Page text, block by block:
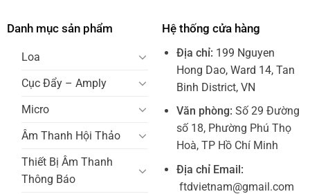
Danh mục sản phẩm
Loa
Cục Đẩy – Amply
Micro
Âm Thanh Hội Thảo
Thiết Bị Âm Thanh
Thông Báo
Hệ thống cửa hàng
Địa chỉ: 199 Nguyen
Hong Dao, Ward 14, Tan
Binh District, VN
Văn phòng: Số 29 Đường
số 18, Phường Phú Thọ
Hoà, TP Hồ Chí Minh
Địa chỉ Email:
ftdvietnam@gmail.com